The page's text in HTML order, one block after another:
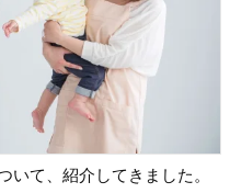
いて、紹介してきました。